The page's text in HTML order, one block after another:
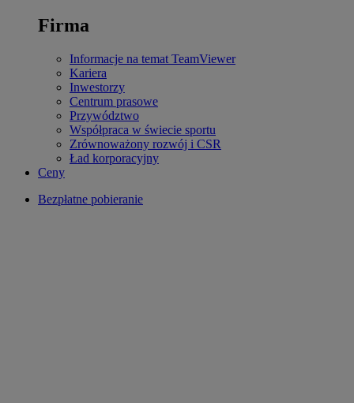
Firma
Informacje na temat TeamViewer
Kariera
Inwestorzy
Centrum prasowe
Przywództwo
Współpraca w świecie sportu
Zrównoważony rozwój i CSR
Ład korporacyjny
Ceny
Bezpłatne pobieranie